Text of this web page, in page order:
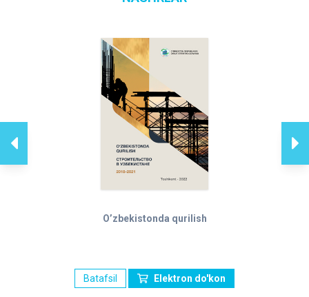
O’zbekistonda qurilish
Batafsil Elektron do'kon